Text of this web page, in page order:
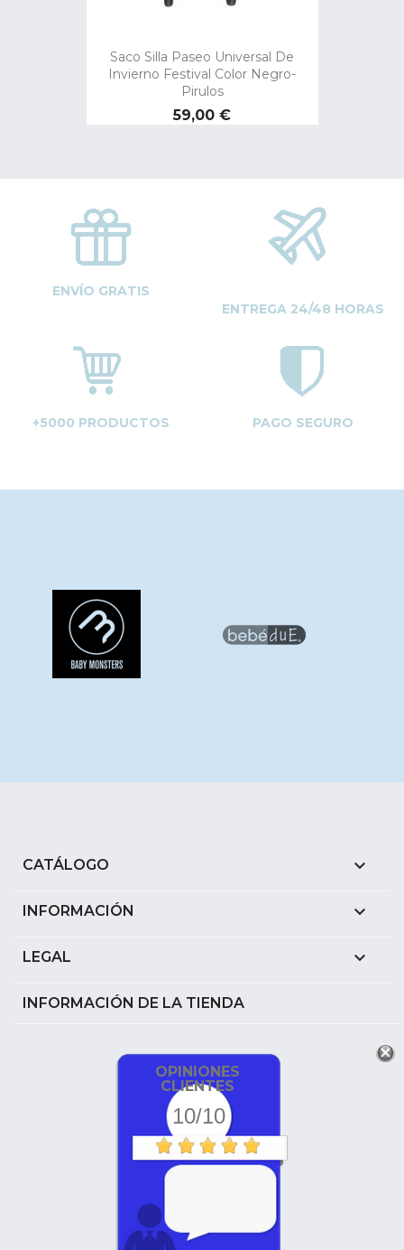
Saco Silla Paseo Universal De
Invierno Festival Color Negro-
Pirulos
Precio
59,00 €
ENVÍO GRATIS
ENTREGA 24/48 HORAS
+5000 PRODUCTOS PAGO SEGURO
CATÁLOGO 
INFORMACIÓN 
LEGAL 
INFORMACIÓN DE LA TIENDA
OPINIONES
CLIENTES
10/10